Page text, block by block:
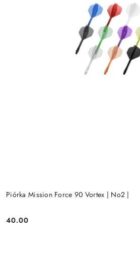
Piórka Mission Force 90 Vortex | No2 |
Cena:
40.00